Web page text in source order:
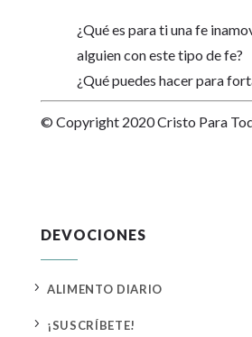
¿Qué es para ti una fe
alguien con este tipo de fe?
¿Qué puedes hacer para
© Copyright 2020 Cristo Para
DEVOCIONES
5 ALIMENTO DIARIO
5 ¡SUSCRÍBETE!